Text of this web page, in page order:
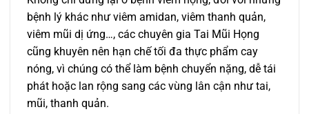
bệnh lý khác như viêm amidan, viêm thanh quản,
viêm mũi dị ứng…, các chuyên gia Tai Mũi Họng
cũng khuyên nên hạn chế tối đa thực phẩm cay
nóng, vì chúng có thể làm bệnh chuyển nặng, dễ tái
phát hoặc lan rộng sang các vùng lân cận như tai,
mũi, thanh quản.